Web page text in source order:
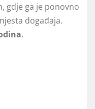
gdje ga je ponovno
događaja.
.